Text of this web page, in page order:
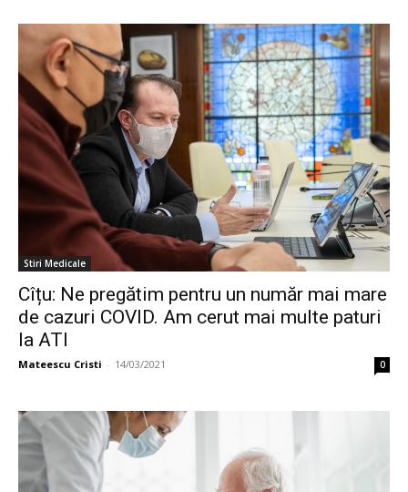
Stiri Medicale
Cîțu: Ne pregătim pentru un număr mai mare
de cazuri COVID. Am cerut mai multe paturi
la ATI
Mateescu Cristi - 14/03/2021 0